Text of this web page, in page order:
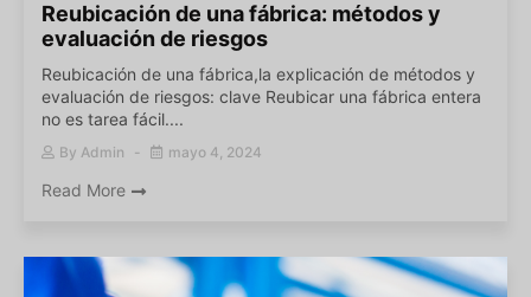
Reubicación de una fábrica: métodos y
evaluación de riesgos
Reubicación de una fábrica,la explicación de métodos y
evaluación de riesgos: clave Reubicar una fábrica entera
no es tarea fácil....
By Admin mayo 4, 2024
Read More